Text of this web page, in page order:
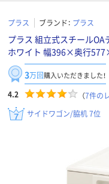
プラス ブランド： プラス
プラス 組立式スチール
ホワイト 幅396×奥行
3万回購入いただきました！
4.2 （7件の
サイドワゴン/脇机 7位